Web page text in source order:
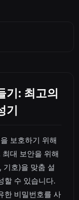
기: 최고의
보호하기 위해
대 보안을 위해
기호)을 맞춤 설
할 수 있습니다.
한 비밀번호를 사